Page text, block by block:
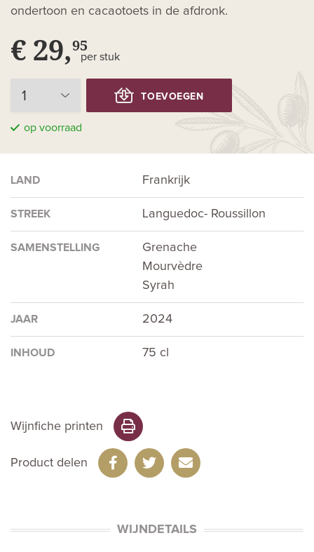
ondertoon en cacaotoets in de afdronk.
€ 29,95
per stuk
TOEVOEGEN
op voorraad
LAND Frankrijk
STREEK Languedoc- Roussillon
SAMENSTELLING
Grenache
Mourvèdre
Syrah
JAAR 2024
INHOUD 75 cl
Wijnfiche printen
Product delen
WIJNDETAILS